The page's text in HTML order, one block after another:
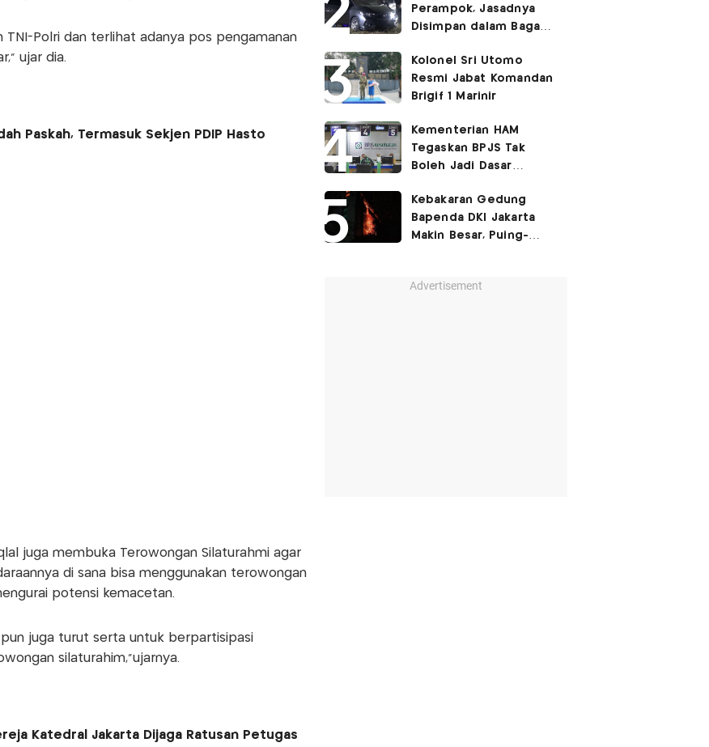
TNI-Polri dan terlihat adanya pos pengamanan
ujar dia.
Paskah, Termasuk Sekjen PDIP Hasto
juga membuka Terowongan Silaturahmi agar
di sana bisa menggunakan terowongan
potensi kemacetan.
juga turut serta untuk berpartisipasi
silaturahim,"ujarnya.
Katedral Jakarta Dijaga Ratusan Petugas
Perampok, Jasadnya
Disimpan dalam Bagasi
Kolonel Sri Utomo
Resmi Jabat Komandan
Brigif 1 Marinir
Kementerian HAM
Tegaskan BPJS Tak
Boleh Jadi Dasar
Layanan Kesehatan
Kebakaran Gedung
Bapenda DKI Jakarta
Makin Besar, Puing-
Advertisement